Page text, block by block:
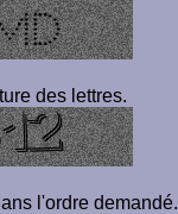
des lettres.
l'ordre demandé.